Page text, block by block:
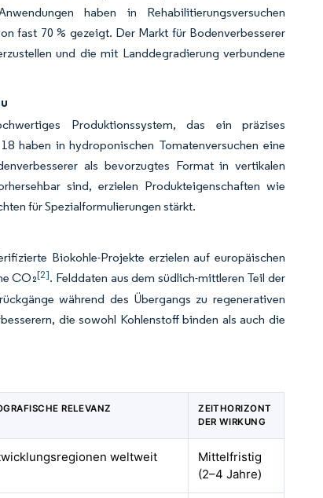
haben in Rehabilitierungsversuchen
fast 70 % gezeigt. Der Markt für Bodenverbesserer
und die mit Landdegradierung verbundene
Produktionssystem, das ein präzises
haben in hydroponischen Tomatenversuchen eine
als bevorzugtes Format in vertikalen
sind, erzielen Produkteigenschaften wie
für Spezialformulierungen stärkt.
Biokohle-Projekte erzielen auf europäischen
CO₂[2]. Felddaten aus dem südlich-mittleren Teil der
während des Übergangs zu regenerativen
die sowohl Kohlenstoff binden als auch die
RELEVANZ
ZEITHORIZONT
DER WIRKUNG
weltweit
Mittelfristig
(2–4 Jahre)